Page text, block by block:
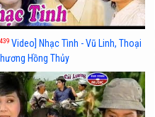
Video] Nhạc Tình - Vũ Linh, Thoại
Hồng Thủy